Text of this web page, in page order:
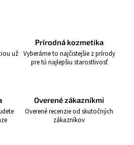
k
už
Prírodná kozmetika
Vyberáme to najčistejšie z prírody
pre tú najlepšiu starostlivosť
Overené zákazníkmi
Overené recenzie od skutočných
zákazníkov